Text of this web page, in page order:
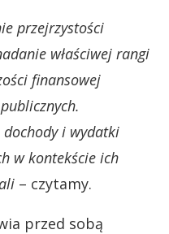
przejrzystości
właściwej rangi
finansowej
i wydatki
w kontekście ich
– czytamy.
przed sobą